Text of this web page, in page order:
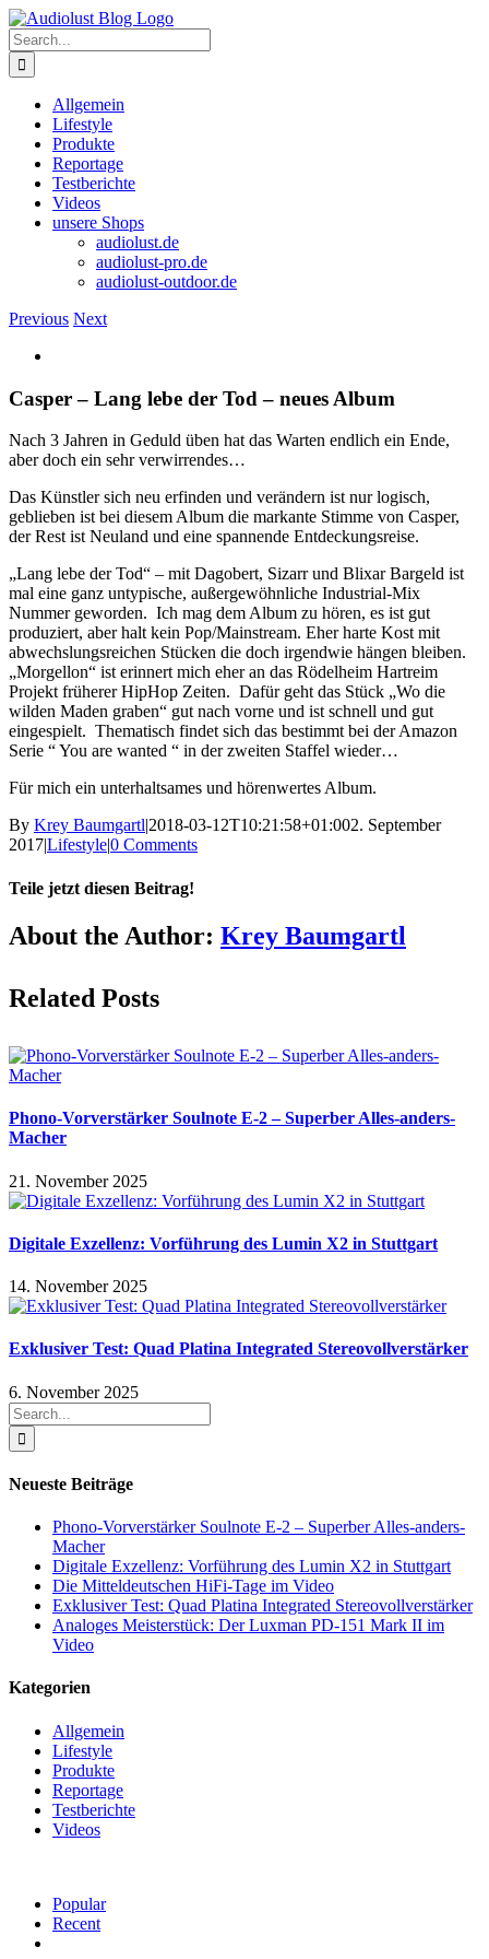
Skip
to
content
Search
for:
Allgemein
Lifestyle
Produkte
Reportage
Testberichte
Videos
unsere Shops
audiolust.de
audiolust-pro.de
audiolust-outdoor.de
Previous Next
Image
Casper – Lang lebe der Tod – neues Album
Nach 3 Jahren in Geduld üben hat das Warten endlich ein Ende,
aber doch ein sehr verwirrendes…
Das Künstler sich neu erfinden und verändern ist nur logisch,
geblieben ist bei diesem Album die markante Stimme von Casper,
der Rest ist Neuland und eine spannende Entdeckungsreise.
„Lang lebe der Tod“ – mit Dagobert, Sizarr und Blixar Bargeld ist
mal eine ganz untypische, außergewöhnliche Industrial-Mix
Nummer geworden. Ich mag dem Album zu hören, es ist gut
produziert, aber halt kein Pop/Mainstream. Eher harte Kost mit
abwechslungsreichen Stücken die doch irgendwie hängen bleiben.
„Morgellon“ ist erinnert mich eher an das Rödelheim Hartreim
Projekt früherer HipHop Zeiten. Dafür geht das Stück „Wo die
wilden Maden graben“ gut nach vorne und ist schnell und gut
eingespielt. Thematisch findet sich das bestimmt bei der Amazon
Serie “ You are wanted “ in der zweiten Staffel wieder…
Für mich ein unterhaltsames und hörenwertes Album.
By Krey Baumgartl|2018-03-12T10:21:58+01:002. September
2017|Lifestyle|0 Comments
Teile jetzt diesen Beitrag!
Facebook
X
Reddit
LinkedIn
Pinterest
Vk
About the Author: Krey Baumgartl
Related Posts
Phono-Vorverstärker Soulnote E-2 – Superber Alles-anders-
Macher
21. November 2025
Digitale Exzellenz: Vorführung des Lumin X2 in Stuttgart
14. November 2025
Exklusiver Test: Quad Platina Integrated Stereovollverstärker
6. November 2025
Search
for:
Neueste Beiträge
Phono-Vorverstärker Soulnote E-2 – Superber Alles-anders-
Macher
Digitale Exzellenz: Vorführung des Lumin X2 in Stuttgart
Die Mitteldeutschen HiFi-Tage im Video
Exklusiver Test: Quad Platina Integrated Stereovollverstärker
Analoges Meisterstück: Der Luxman PD-151 Mark II im
Video
Kategorien
Allgemein
Lifestyle
Produkte
Reportage
Testberichte
Videos
Popular
Recent